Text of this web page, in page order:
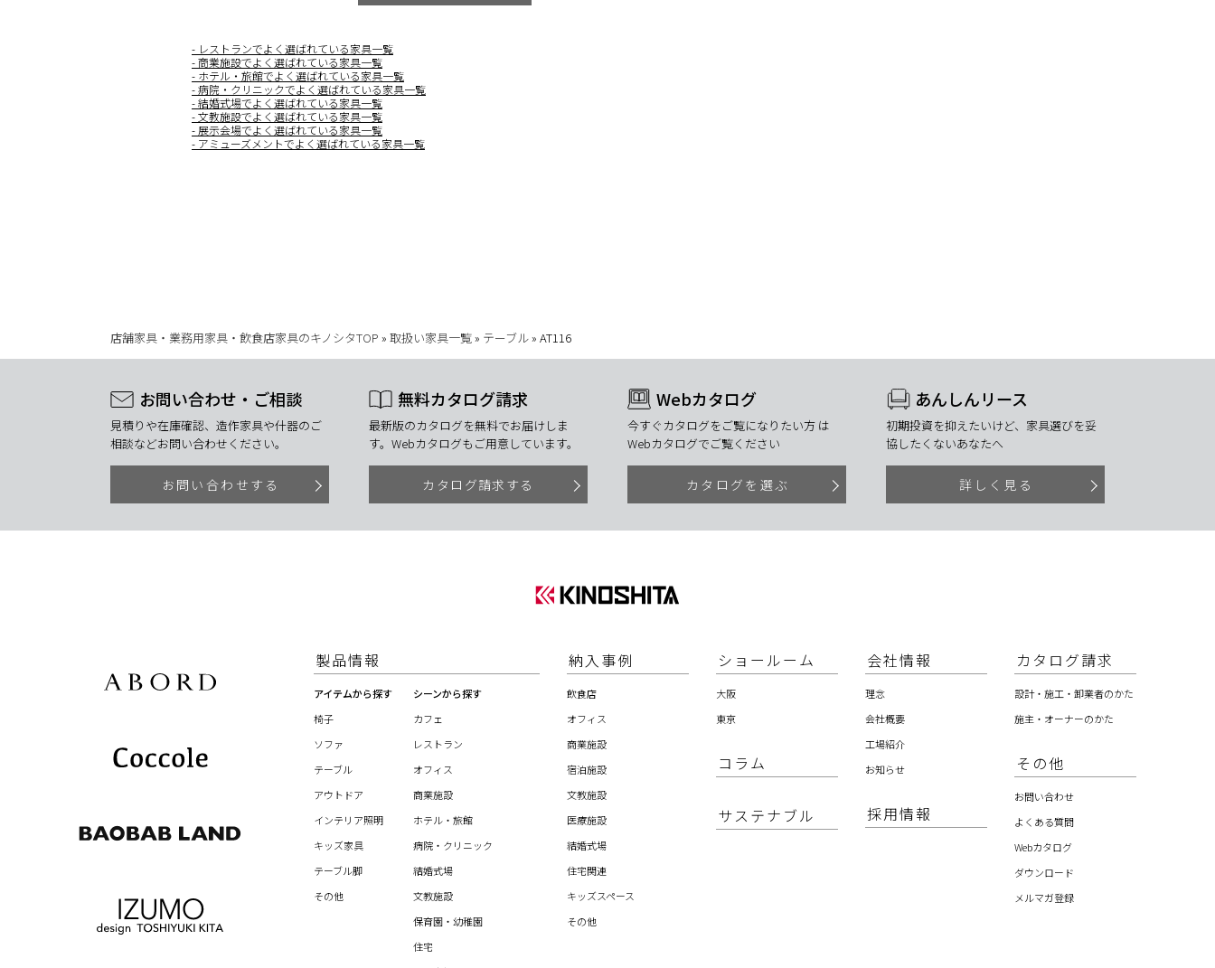
レストランでよく選ばれている家具一覧
商業施設でよく選ばれている家具一覧
ホテル・旅館でよく選ばれている家具一覧
病院・クリニックでよく選ばれている家具一覧
結婚式場でよく選ばれている家具一覧
文教施設でよく選ばれている家具一覧
展示会場でよく選ばれている家具一覧
アミューズメントでよく選ばれている家具一覧
店舗家具・業務用家具・飲食店家具のキノシタTOP » 取扱い家具一覧» テーブル» AT116
お問い合わせ・ご相談
見積りや在庫確認、造作家具や什器のご
相談などお問い合わせください。
お問い合わせする
無料カタログ請求
最新版のカタログを無料でお届けしま
す。Webカタログもご用意しています。
カタログ請求する
Webカタログ
今すぐカタログをご覧になりたい方 は
Webカタログでご覧ください
カタログを選ぶ
あんしんリース
初期投資を抑えたいけど、家具選びを妥
協したくないあなたへ
詳しく見る
製品情報
アイテムから探す
椅子
ソファ
テーブル
アウトドア
インテリア照明
キッズ家具
テーブル脚
その他
シーンから探す
カフェ
レストラン
オフィス
商業施設
ホテル・旅館
病院・クリニック
結婚式場
文教施設
保育園・幼稚園
住宅
納入事例
飲食店
オフィス
商業施設
宿泊施設
文教施設
医療施設
結婚式場
住宅関連
キッズスペース
その他
ショールーム
大阪
東京
コラム
サステナブル
会社情報
理念
会社概要
工場紹介
お知らせ
採用情報
カタログ請求
設計・施工・卸業者のかた
施主・オーナーのかた
その他
お問い合わせ
よくある質問
Webカタログ
ダウンロード
メルマガ登録